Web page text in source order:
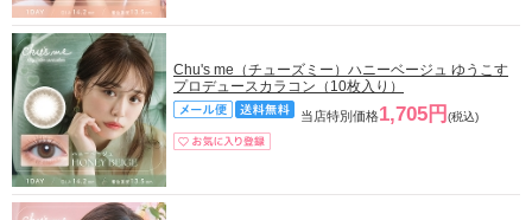
Chu's me（チューズミー）ハニーベージュ ゆうこす
プロデュースカラコン（10枚入り）
当店特別価格1,705円 (税込)